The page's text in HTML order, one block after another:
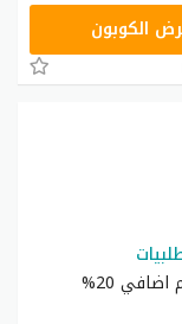
الكوبون
أحصل على أحدث كوبون خصم سنتربوينت خصم اضافي 20%